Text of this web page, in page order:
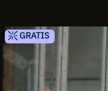
GRATIS